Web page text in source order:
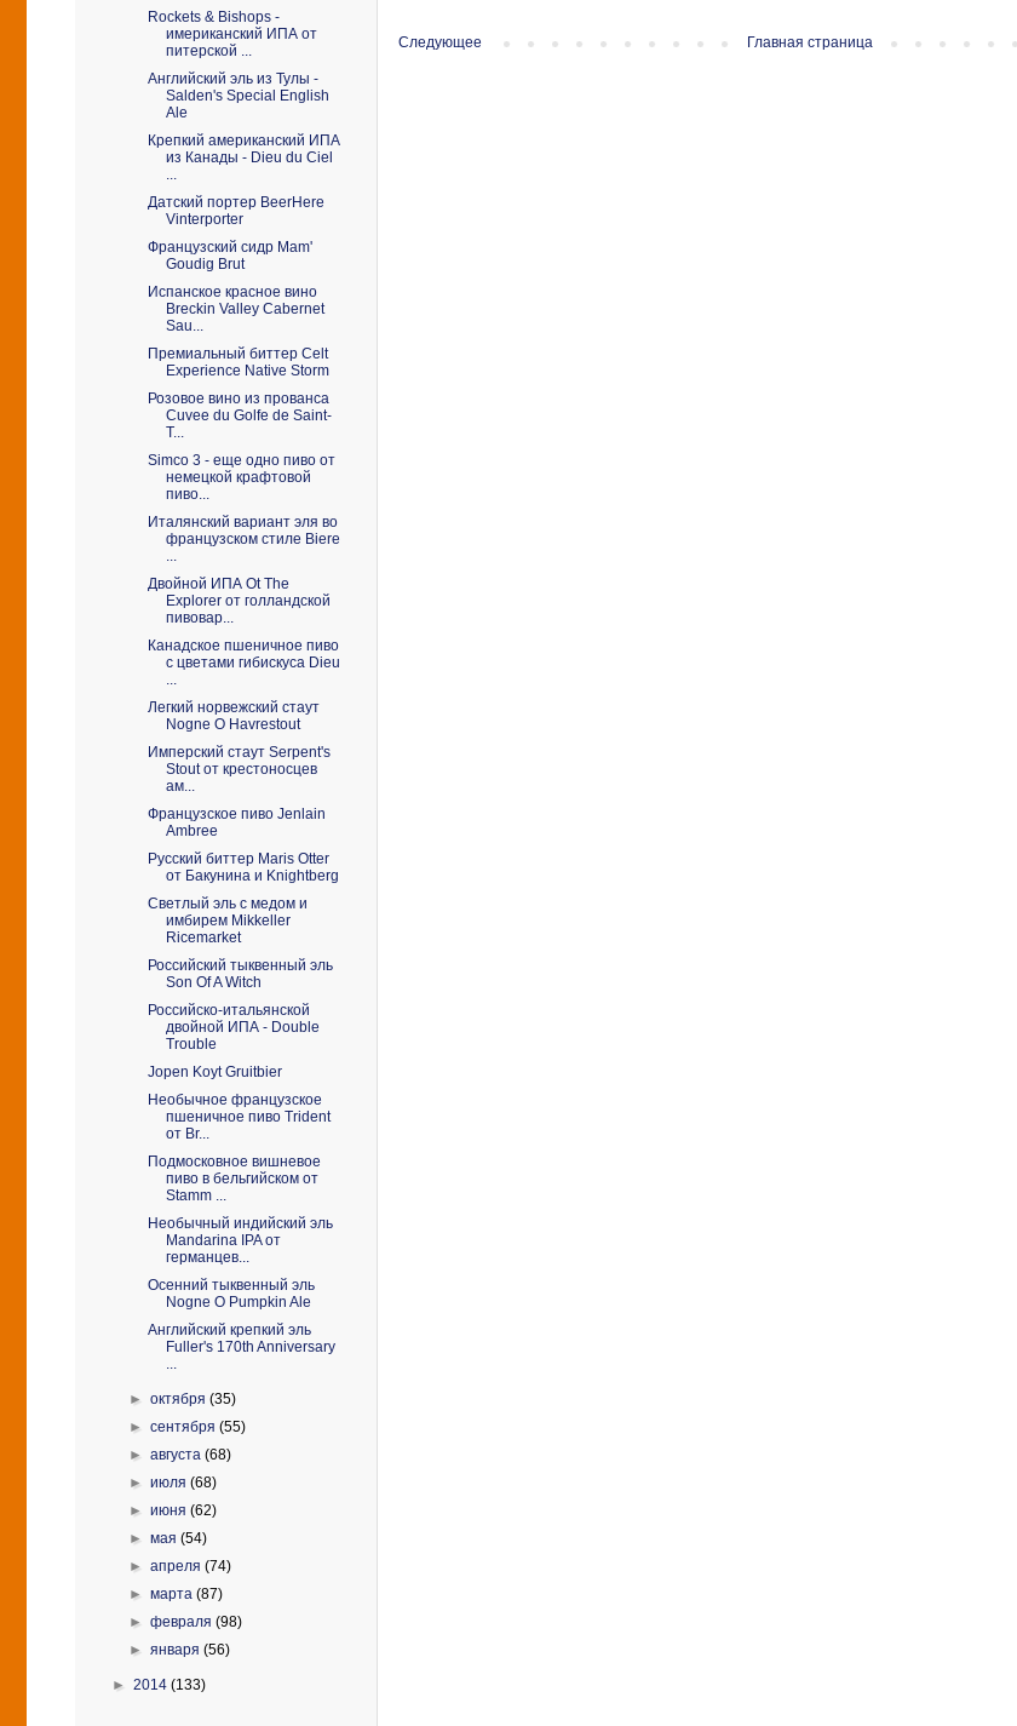
Следующее Главная страница
Rockets & Bishops -
имериканский ИПА от
питерской ...
Английский эль из Тулы -
Salden's Special English
Ale
Крепкий американский ИПА
из Канады - Dieu du Ciel
...
Датский портер BeerHere
Vinterporter
Французский сидр Mam'
Goudig Brut
Испанское красное вино
Breckin Valley Cabernet
Sau...
Премиальный биттер Celt
Experience Native Storm
Розовое вино из прованса
Cuvee du Golfe de Saint-
T...
Simco 3 - еще одно пиво от
немецкой крафтовой
пиво...
Италянский вариант эля во
французском стиле Biere
...
Двойной ИПА Ot The
Explorer от голландской
пивовар...
Канадское пшеничное пиво
с цветами гибискуса Dieu
...
Легкий норвежский стаут
Nogne O Havrestout
Имперский стаут Serpent's
Stout от крестоносцев
ам...
Французское пиво Jenlain
Ambree
Русский биттер Maris Otter
от Бакунина и Knightberg
Светлый эль с медом и
имбирем Mikkeller
Ricemarket
Российский тыквенный эль
Son Of A Witch
Российско-итальянской
двойной ИПА - Double
Trouble
Jopen Koyt Gruitbier
Необычное французское
пшеничное пиво Trident
от Br...
Подмосковное вишневое
пиво в бельгийском от
Stamm ...
Необычный индийский эль
Mandarina IPA от
германцев...
Осенний тыквенный эль
Nogne O Pumpkin Ale
Английский крепкий эль
Fuller's 170th Anniversary
...
►октября(35)
►сентября(55)
►августа(68)
►июля(68)
►июня(62)
►мая(54)
►апреля(74)
►марта(87)
►февраля(98)
►января(56)
► 2014 (133)